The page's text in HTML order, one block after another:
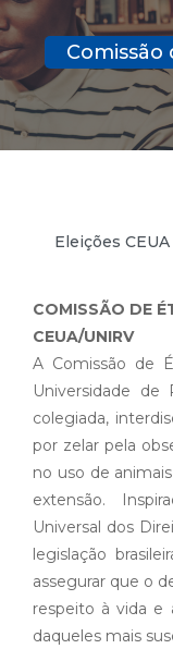
Comissão
Eleições CEUA
COMISSÃO DE
CEUA/UNIRV
A Comissão de
Universidade de
colegiada,
por zelar pela
no uso de
extensão.
Universal dos
legislação
assegurar que o
respeito à vida e
daqueles mais